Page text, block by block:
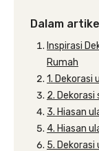
Dalam
Inspirasi
Rumah
1.
2.
3. Hiasan
4. Hiasan
5.